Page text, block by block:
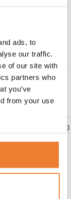
ads, to
our traffic.
of our site with
partners who
you’ve
from your use
svart Ø 70
95kr